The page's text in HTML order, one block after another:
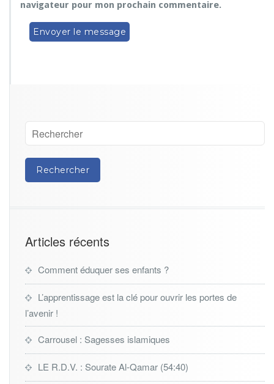
navigateur pour mon prochain commentaire.
Articles récents
Comment éduquer ses enfants ?
L’apprentissage est la clé pour ouvrir les portes de
l’avenir !
Carrousel : Sagesses islamiques
LE R.D.V. : Sourate Al-Qamar (54:40)